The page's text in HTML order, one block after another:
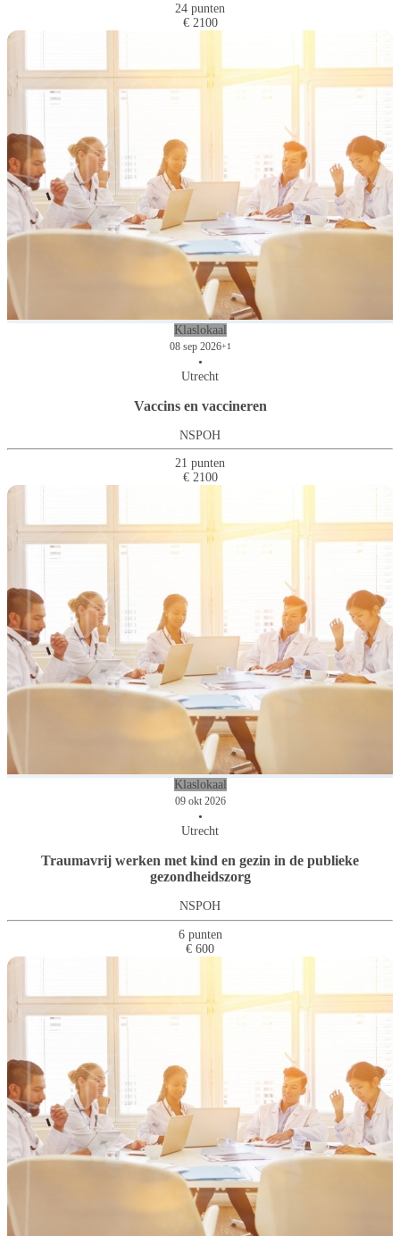
24 punten
€ 2100
Klaslokaal
08 sep 2026+1
•
Utrecht
Vaccins en vaccineren
NSPOH
21 punten
€ 2100
Klaslokaal
09 okt 2026
•
Utrecht
Traumavrij werken met kind en gezin in de publieke
gezondheidszorg
NSPOH
6 punten
€ 600